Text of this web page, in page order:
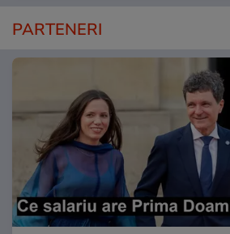
PARTENERI